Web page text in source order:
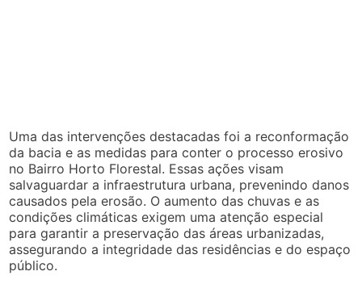
Uma das intervenções destacadas foi a reconformação
da bacia e as medidas para conter o processo erosivo
no Bairro Horto Florestal. Essas ações visam
salvaguardar a infraestrutura urbana, prevenindo danos
causados pela erosão. O aumento das chuvas e as
condições climáticas exigem uma atenção especial
para garantir a preservação das áreas urbanizadas,
assegurando a integridade das residências e do espaço
público.